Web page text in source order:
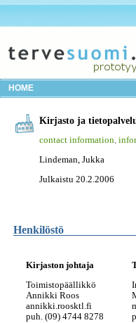
HOME
Kirjasto ja
contact information
Lindeman, Jukka
Julkaistu 20.2.2006
Henkilöstö
Kirjaston johtaja
Toimistopäällikkö
Annikki Roos
annikki.roosktl.fi
puh. (09) 4744 8278